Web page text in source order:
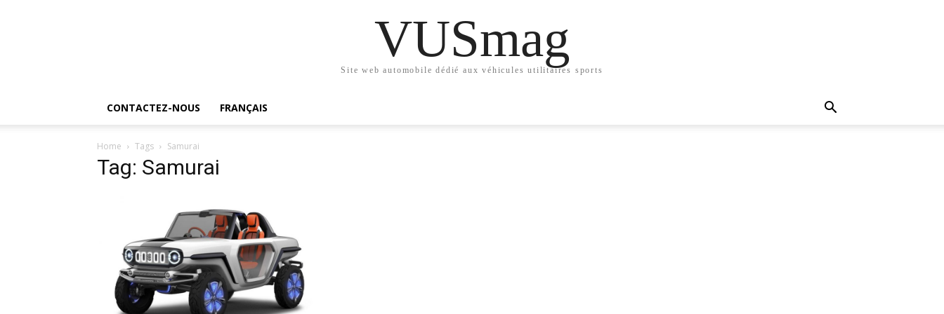
VUSmag
Site web automobile dédié aux véhicules utilitaires sports
CONTACTEZ-NOUS FRANÇAIS
Home Tags Samurai
Tag: Samurai